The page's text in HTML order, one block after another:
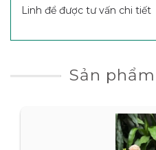
Linh để được tư vấn chi tiết
Sản